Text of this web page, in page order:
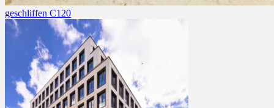
geschliffen C120